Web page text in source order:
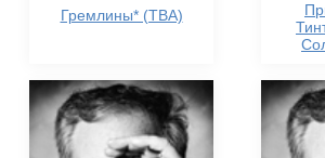
Гремлины* (TBA)